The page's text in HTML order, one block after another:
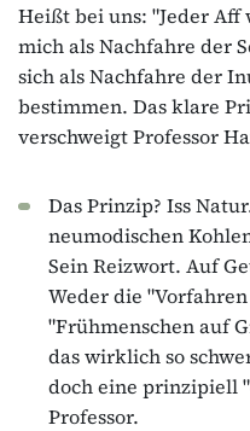
Heißt bei uns: "Jeder Aff
mich als Nachfahre der
sich als Nachfahre der
bestimmen. Das klare
verschweigt Professor
Das Prinzip? Iss
neumodischen
Sein Reizwort. Auf
Weder die
"Frühmenschen auf
das wirklich so
doch eine prinzipiell
Professor.